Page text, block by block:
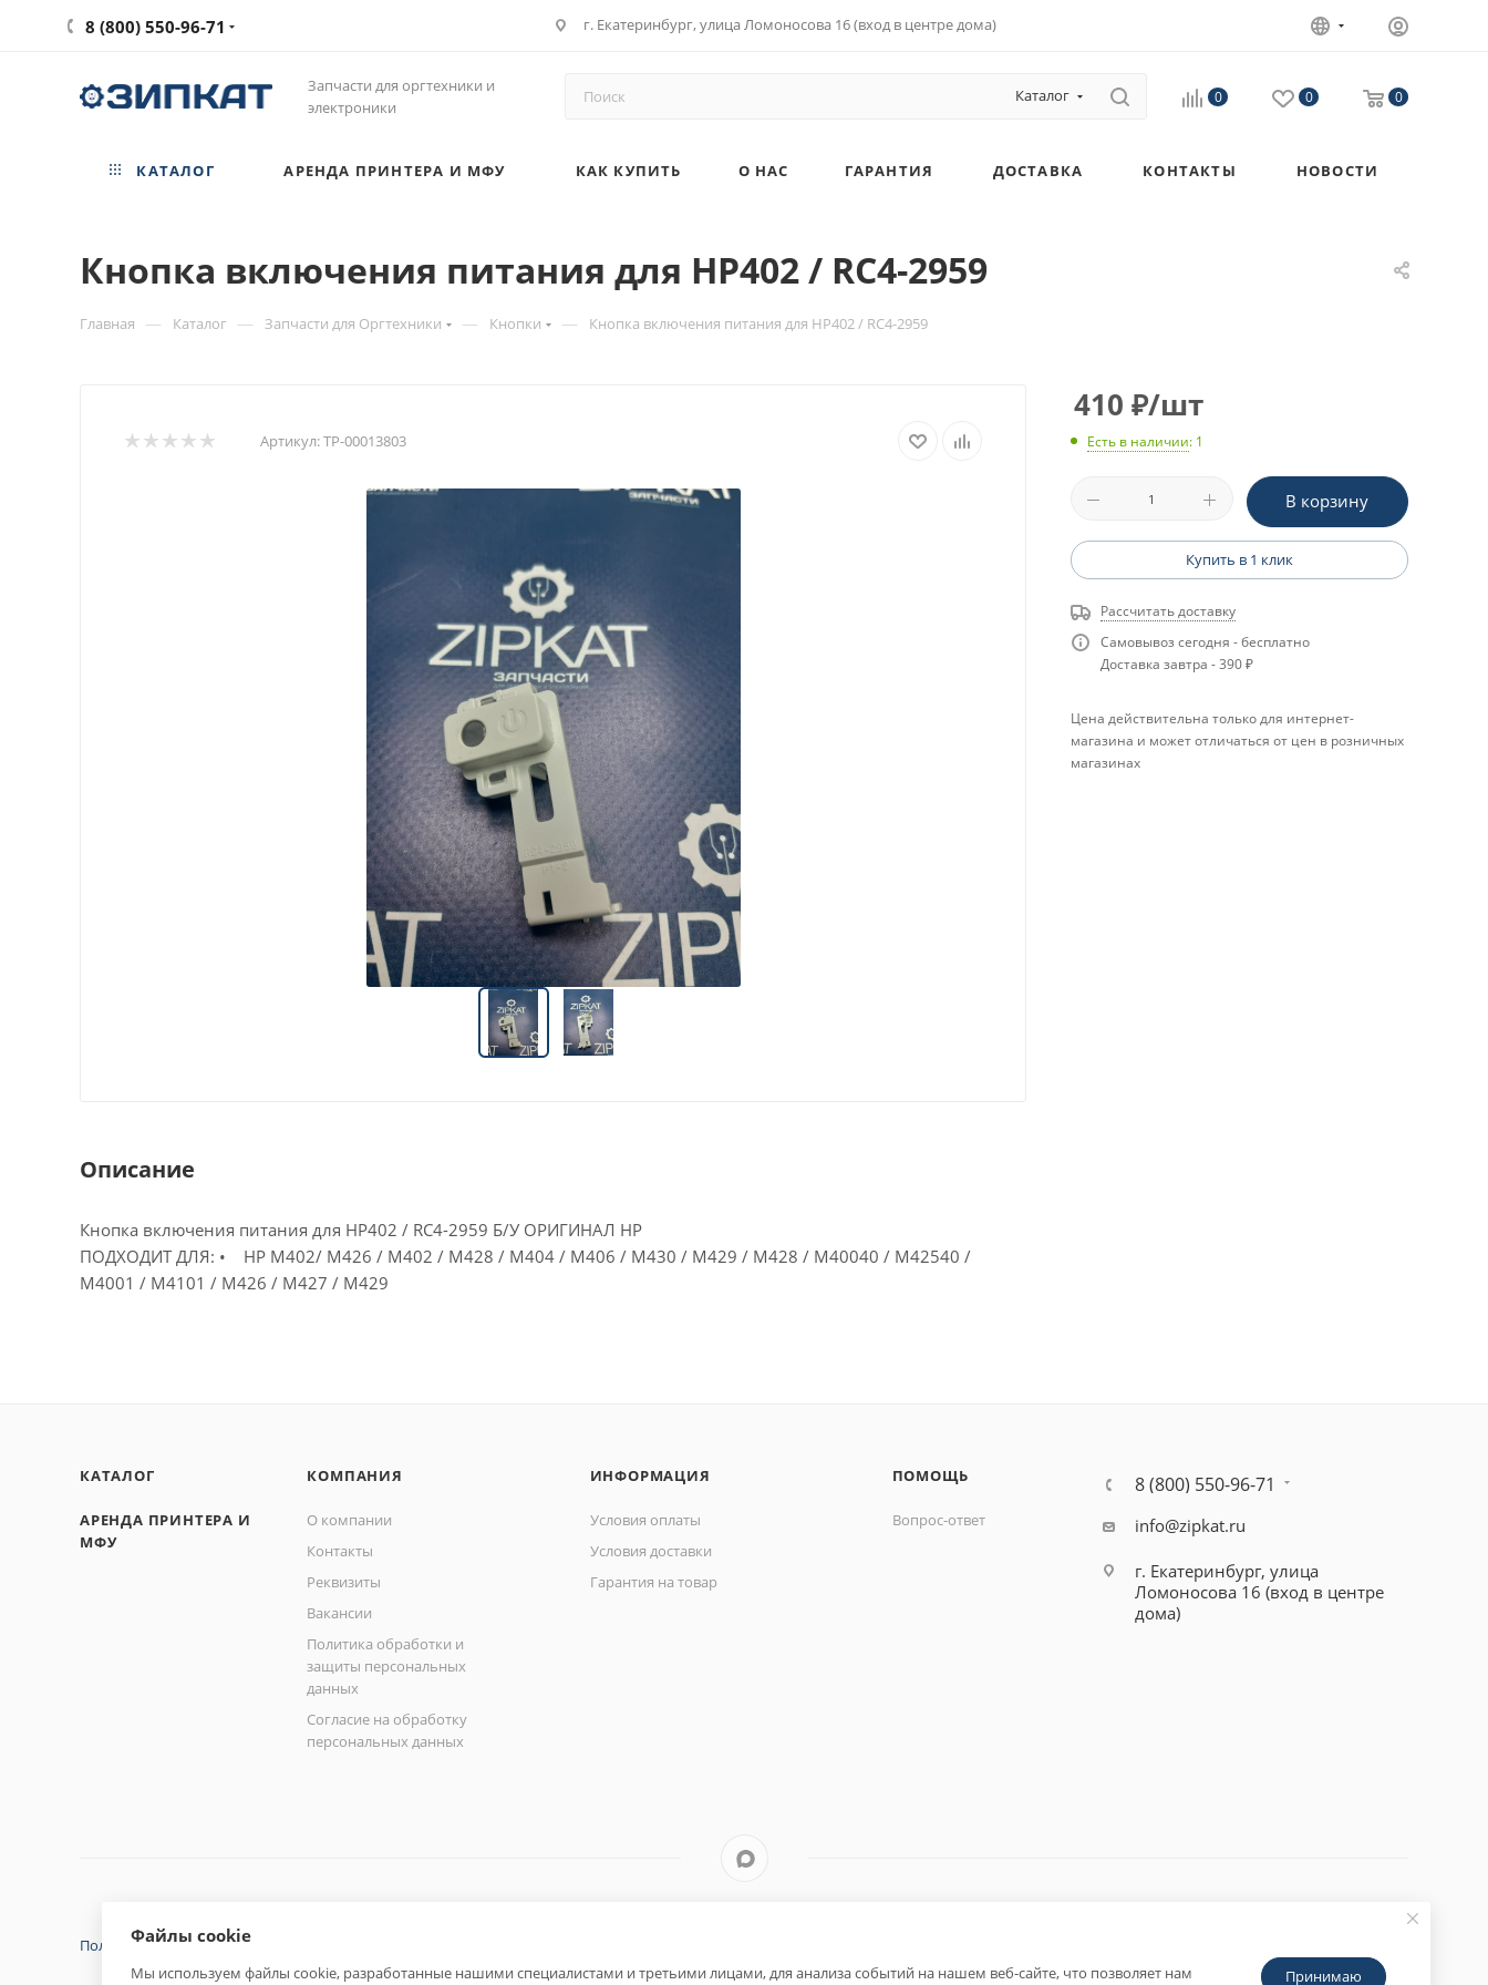
8 (800) 550-96-71 г. Екатеринбург, улица Ломоносова 16 (вход в центре дома)
Запчасти для оргтехники и
электроники
Каталог 0 0 0
КАТАЛОГ АРЕНДА ПРИНТЕРА И МФУ КАК КУПИТЬ О НАС ГАРАНТИЯ ДОСТАВКА КОНТАКТЫ НОВОСТИ
Кнопка включения питания для HP402 / RC4-2959
Главная — Каталог — Запчасти для Оргтехники — Кнопки — Кнопка включения питания для HP402 / RC4-2959
Артикул:ТР-00013803
Описание
Кнопка включения питания для HP402 / RC4-2959 Б/У ОРИГИНАЛ HP
ПОДХОДИТ ДЛЯ: • HP M402/ M426 / M402 / M428 / M404 / M406 / M430 / M429 / M428 / M40040 / M42540 /
M4001 / M4101 / M426 / M427 / M429
410 ₽/шт
Есть в наличии: 1
В корзину
Купить в 1 клик
Рассчитать доставку
Самовывоз сегодня - бесплатно
Доставка завтра - 390 ₽
Цена действительна только для интернет-
магазина и может отличаться от цен в розничных
магазинах
КАТАЛОГ
АРЕНДА ПРИНТЕРА И
МФУ
КОМПАНИЯ
О компании
Контакты
Реквизиты
Вакансии
Политика обработки и
защиты персональных
данных
Согласие на обработку
персональных данных
ИНФОРМАЦИЯ
Условия оплаты
Условия доставки
Гарантия на товар
ПОМОЩЬ
Вопрос-ответ
8 (800) 550-96-71
info@zipkat.ru
г. Екатеринбург, улица
Ломоносова 16 (вход в центре
дома)
Политика конфиденциальности
Файлы cookie
Мы используем файлы cookie, разработанные нашими специалистами и третьими лицами, для анализа событий на нашем веб-сайте, что позволяет нам Принимаю